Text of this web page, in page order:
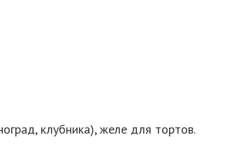
клубника), желе для тортов.